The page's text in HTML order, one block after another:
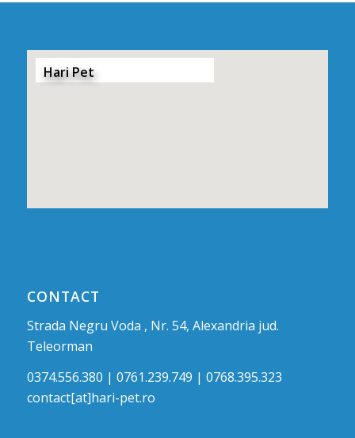
Hari Pet
CONTACT
Strada Negru Voda , Nr. 54, Alexandria jud.
Teleorman
0374.556.380 | 0761.239.749 | 0768.395.323
contact[at]hari-pet.ro